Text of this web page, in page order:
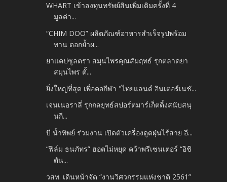
WHART เข้าลงทุนทรัพย์สินเพิ่มเติมครั้งที่ 4
มูลค่า...
“CHIM DOO” ผลิตภัณฑ์อาหารสำเร็จรูปพร้อม
ทาน ตอกย้ำผ...
ยาแคปซูลตรา สมุนไพรคุณสัมฤทธ์ รุกตลาดยา
สมุนไพร ตั้...
ยิ่งใหญ่ที่สุด เพื่อคอกีฬา "ไทยแลนด์ อินเตอร์เนชั...
เจนเนอราลี่ รุกกลยุทธ์สปอร์ตมาร์เก็ตติ้งสนับสนุ
นกี...
บี น้ำทิพย์ ร่วมงาน เปิดตัวเครื่องดูดฝุ่นไร้สาย อี...
“ฟิล์ม ธนภัทร” ฮอตไม่หยุด คว้าพรีเซนเตอร์ “อิชิ
ตัน...
วสท. เดินหน้าจัด “งานวิศวกรรมแห่งชาติ 2561”